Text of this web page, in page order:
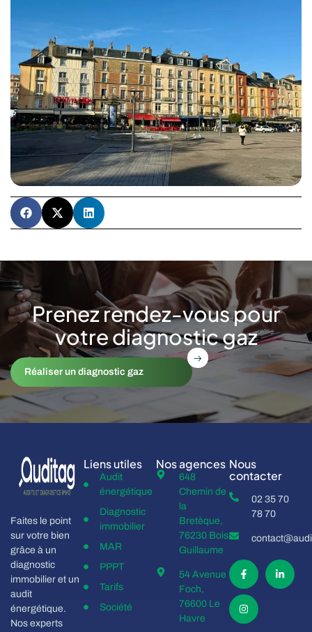
Prenez rendez-vous pour
votre diagnostic gaz
Réaliser un diagnostic gaz
Faites le point
sur votre bien
grâce à un
diagnostic
immobilier et un
audit
énergétique.
Nos experts
Liens utiles
Audit
énergétique
Diagnostic
immobilier
MAR
PPPT
Tarifs
Société
Nos agences
648
Chemin de
la
Bretèque,
76230 Bois
Guillaume
54 Avenue
Foch,
76600 Le
Havre
Nous
contacter
02 35 70
78 70